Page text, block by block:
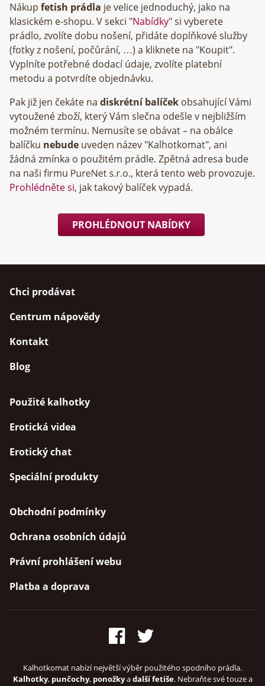
Nákup fetish prádla je velice jednoduchý, jako na
klasickém e-shopu. V sekci "Nabídky" si vyberete
prádlo, zvolíte dobu nošení, přidáte doplňkové služby
(fotky z nošení, počůrání, …) a kliknete na "Koupit".
Vyplníte potřebné dodací údaje, zvolíte platební
metodu a potvrdíte objednávku.
Pak již jen čekáte na diskrétní balíček obsahující Vámi
vytoužené zboží, který Vám slečna odešle v nejbližším
možném termínu. Nemusíte se obávat – na obálce
balíčku nebude uveden název "Kalhotkomat", ani
žádná zmínka o použitém prádle. Zpětná adresa bude
na naši firmu
, která tento web provozuje.
Prohlédněte si, jak takový balíček vypadá.
PROHLÉDNOUT NABÍDKY
Chci prodávat
Centrum nápovědy
Kontakt
Blog
Použité kalhotky
Erotická videa
Erotický chat
Speciální produkty
Obchodní podmínky
Ochrana osobních údajů
Právní prohlášení webu
Platba a doprava
Kalhotkomat nabízí největší výběr použitého spodního prádla.
Kalhotky, punčochy, ponožkyadalší fetiše. Nebraňte své touze a